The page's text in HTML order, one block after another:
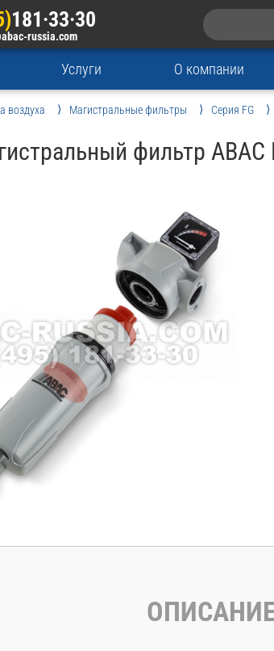
181·33·30
russia.com
Услуги О компании
воздуха Магистральные фильтры Серия FG
фильтр ABAC